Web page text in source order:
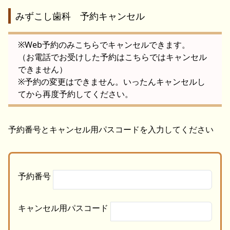
みずこし歯科 予約キャンセル
※Web予約のみこちらでキャンセルできます。
（お電話でお受けした予約はこちらではキャンセル
できません）
※予約の変更はできません。いったんキャンセルし
てから再度予約してください。
予約番号とキャンセル用パスコードを入力してください
予約番号
キャンセル用パスコード